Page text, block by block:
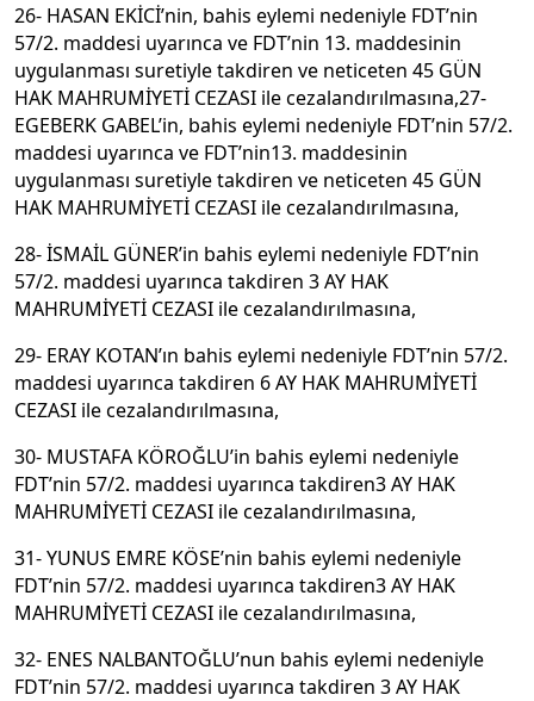
26- HASAN EKİCİ’nin, bahis eylemi nedeniyle FDT’nin
57/2. maddesi uyarınca ve FDT’nin 13. maddesinin
uygulanması suretiyle takdiren ve neticeten 45 GÜN
HAK MAHRUMİYETİ CEZASI ile cezalandırılmasına,27-
EGEBERK GABEL’in, bahis eylemi nedeniyle FDT’nin 57/2.
maddesi uyarınca ve FDT’nin13. maddesinin
uygulanması suretiyle takdiren ve neticeten 45 GÜN
HAK MAHRUMİYETİ CEZASI ile cezalandırılmasına,
28- İSMAİL GÜNER’in bahis eylemi nedeniyle FDT’nin
57/2. maddesi uyarınca takdiren 3 AY HAK
MAHRUMİYETİ CEZASI ile cezalandırılmasına,
29- ERAY KOTAN’ın bahis eylemi nedeniyle FDT’nin 57/2.
maddesi uyarınca takdiren 6 AY HAK MAHRUMİYETİ
CEZASI ile cezalandırılmasına,
30- MUSTAFA KÖROĞLU’in bahis eylemi nedeniyle
FDT’nin 57/2. maddesi uyarınca takdiren3 AY HAK
MAHRUMİYETİ CEZASI ile cezalandırılmasına,
31- YUNUS EMRE KÖSE’nin bahis eylemi nedeniyle
FDT’nin 57/2. maddesi uyarınca takdiren3 AY HAK
MAHRUMİYETİ CEZASI ile cezalandırılmasına,
32- ENES NALBANTOĞLU’nun bahis eylemi nedeniyle
FDT’nin 57/2. maddesi uyarınca takdiren 3 AY HAK